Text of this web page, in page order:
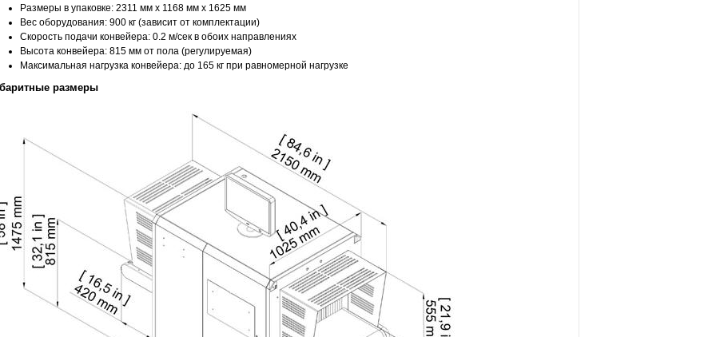
Размеры в упаковке: 2311 мм х 1168 мм х 1625 мм
Вес оборудования: 900 кг (зависит от комплектации)
Скорость подачи конвейера: 0.2 м/сек в обоих направлениях
Высота конвейера: 815 мм от пола (регулируемая)
Максимальная нагрузка конвейера: до 165 кг при равномерной нагрузке
размеры